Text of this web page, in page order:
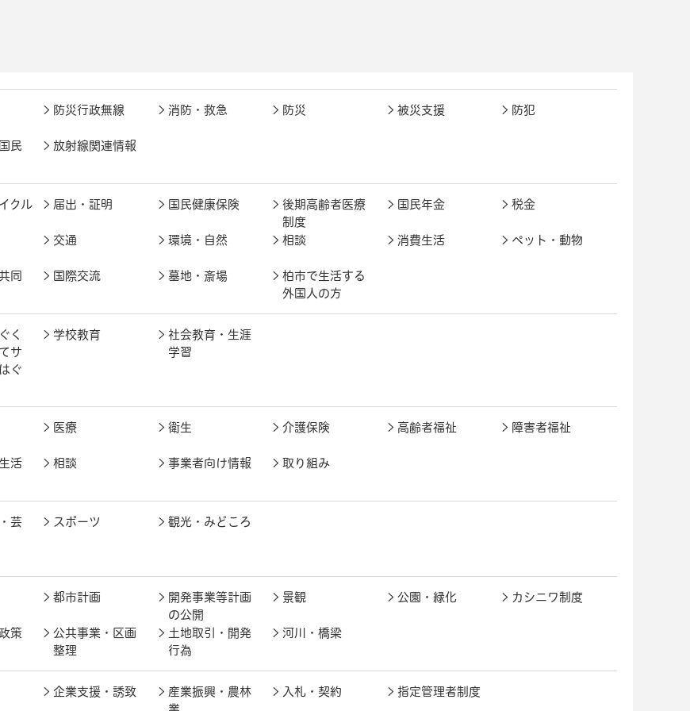
防災行政無線 消防・救急 防災 被災支援 防犯
民
放射線関連情報
クル 届出・証明 国民健康保険
後期高齢者医療
制度
国民年金 税金
交通 環境・自然 相談 消費生活 ペット・動物
同
国際交流 墓地・斎場
柏市で生活する
外国人の方
く
サ
ぐ
学校教育
社会教育・生涯
学習
医療 衛生 介護保険 高齢者福祉 障害者福祉
活
相談 事業者向け情報 取り組み
芸
スポーツ 観光・みどころ
都市計画
開発事業等計画
の公開
景観 公園・緑化 カシニワ制度
策
公共事業・区画
整理
土地取引・開発
行為
河川・橋梁
企業支援・誘致
産業振興・農林
入札・契約 指定管理者制度